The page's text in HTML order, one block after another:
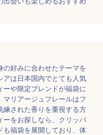
好みに合わせたテーマを
は日本国内でとても人気
や限定ブレンドが福袋に
リアージュフレールはフ
練された香りを重視する方
ーをお探しなら、クリッパ
も福袋を展開しており、体